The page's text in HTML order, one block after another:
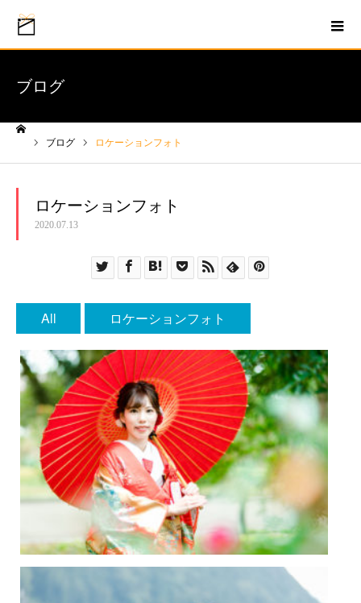
ブログ
ブログ ロケーションフォト
ロケーションフォト
2020.07.13
All ロケーションフォト